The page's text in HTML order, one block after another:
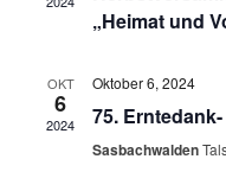
„Heimat und
OKT
6
2024
Oktober 6, 2024
75.
Sasbachwalden